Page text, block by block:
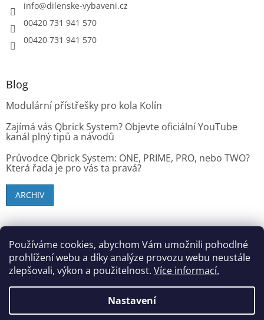
Používáme cookies, abychom Vám umožnili pohodlné
prohlížení webu a díky analýze provozu webu neustále
zlepšovali, výkon a použitelnost. Více informací.
Nastavení
info@dilenske-vybaveni.cz
00420 731 941 570
00420 731 941 570
Blog
Modulární přístřešky pro kola Kolín
Zajímá vás Qbrick System? Objevte oficiální YouTube
kanál plný tipů a návodů
Průvodce Qbrick System: ONE, PRIME, PRO, nebo TWO?
Která řada je pro vás ta pravá?
ARCHIV